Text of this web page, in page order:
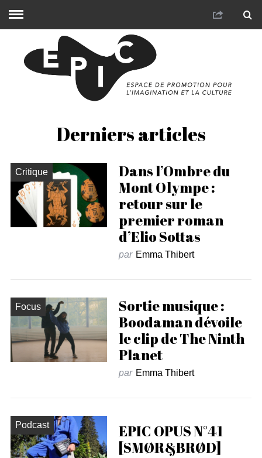
Derniers articles
Critique
Dans l’Ombre du
Mont Olympe :
retour sur le
premier roman
d’Elio Sottas
par Emma Thibert
Focus
Sortie musique :
Boodaman dévoile
le clip de The Ninth
Planet
par Emma Thibert
Podcast
EPIC OPUS N°41
[SMØR&BRØD]